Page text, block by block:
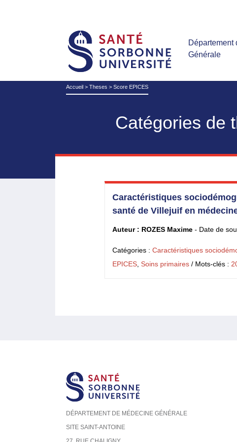
Département
Générale
Accueil >Theses >Score EPICES
Catégories de
Caractéristiques
santé de Villejuif en
Auteur : ROZES Maxime - Date de
Catégories : Caractéristiques
EPICES Soins primaires / Mots-clés :
DÉPARTEMENT DE MÉDECINE GÉNÉRALE
SITE SAINT-ANTOINE